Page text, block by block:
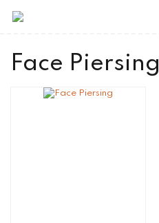
Face Piersing